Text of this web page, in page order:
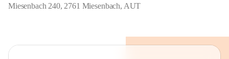
Miesenbach 240, 2761 Miesenbach, AUT